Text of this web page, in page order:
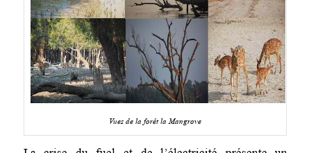
Vues de la forêt la Mangrove